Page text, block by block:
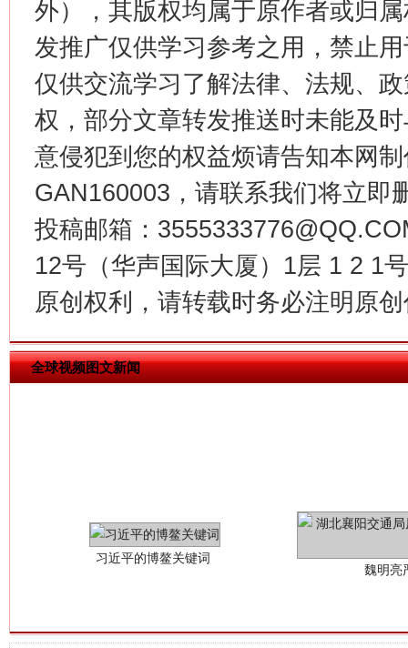
外），其版权均属于原作者或归
发推广仅供学习参考之用，禁止
仅供交流学习了解法律、法规、
权，部分文章转发推送时未能及
意侵犯到您的权益烦请告知本网
GAN160003，请联系我们将立即
投稿邮箱：
12号（华声国际大厦）1层 1 2 1
原创权利，请转载时务必注明原
全球视频图文新闻
今